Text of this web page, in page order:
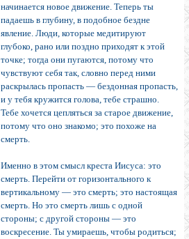
начинается новое движение. Теперь ты
падаешь в глубину, в подобное бездне
явление. Люди, которые меди­тируют
глубоко, рано или по­здно приходят к этой
точке; тогда они пугаются, потому что
чувствуют себя так, словно перед ними
раскрылась про­пасть — бездонная пропасть,
и у тебя кружится голова, тебе страшно.
Тебе хочется цепляться за старое движение,
потому что оно знакомо; это похоже на
смерть.
Именно в этом смысл креста Иисуса: это
смерть. Перейти от горизонтального к
вертикальному — это смерть; это настоящая
смерть. Но это смерть лишь с одной
стороны; с другой стороны — это
воскресение. Ты умираешь, чтобы родиться;